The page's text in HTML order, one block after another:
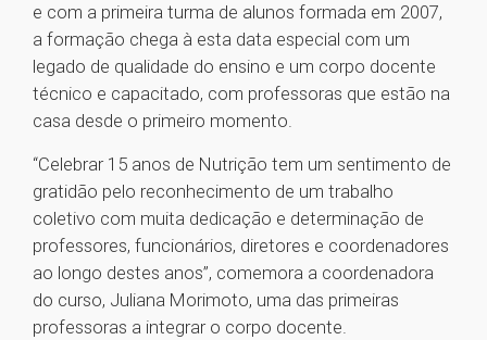
e com a primeira turma de alunos formada em 2007,
a formação chega à esta data especial com um
legado de qualidade do ensino e um corpo docente
técnico e capacitado, com professoras que estão na
casa desde o primeiro momento.
“Celebrar 15 anos de Nutrição tem um sentimento de
gratidão pelo reconhecimento de um trabalho
coletivo com muita dedicação e determinação de
professores, funcionários, diretores e coordenadores
ao longo destes anos”, comemora a coordenadora
do curso, Juliana Morimoto, uma das primeiras
professoras a integrar o corpo docente.